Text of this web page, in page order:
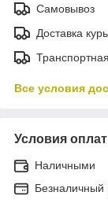
Самовывоз
Доставка
Все условия
Условия
Наличными
Безналичный